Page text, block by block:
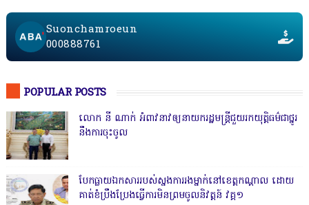
Suonchamroeun
000888761
POPULAR POSTS
លោក នី ណាក់ អំពាវនាវឲ្យនាយករដ្ឋមន្ត្រីជួយរកយុត្តិធម៌ជាថ្នូរ
នឹងការចុះចូល
បែកធ្លាយឯកសាររបស់ស្នងការរងម្នាក់នៅខេត្តកណ្ដាល ដោយ
គាត់ខំប្រឹងប្រែងធ្វើការមិនព្រមចូលនិវត្តន៍ វគ្គ១